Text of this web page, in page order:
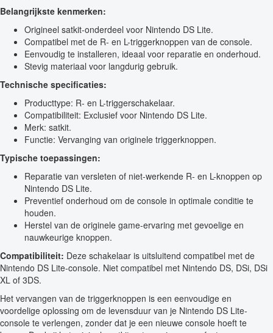
Belangrijkste kenmerken:
Origineel satkit-onderdeel voor Nintendo DS Lite.
Compatibel met de R- en L-triggerknoppen van de console.
Eenvoudig te installeren, ideaal voor reparatie en onderhoud.
Stevig materiaal voor langdurig gebruik.
Technische specificaties:
Producttype: R- en L-triggerschakelaar.
Compatibiliteit: Exclusief voor Nintendo DS Lite.
Merk: satkit.
Functie: Vervanging van originele triggerknoppen.
Typische toepassingen:
Reparatie van versleten of niet-werkende R- en L-knoppen op
Nintendo DS Lite.
Preventief onderhoud om de console in optimale conditie te
houden.
Herstel van de originele game-ervaring met gevoelige en
nauwkeurige knoppen.
Compatibiliteit: Deze schakelaar is uitsluitend compatibel met de
Nintendo DS Lite-console. Niet compatibel met Nintendo DS, DSi, DSi
XL of 3DS.
Het vervangen van de triggerknoppen is een eenvoudige en
voordelige oplossing om de levensduur van je Nintendo DS Lite-
console te verlengen, zonder dat je een nieuwe console hoeft te